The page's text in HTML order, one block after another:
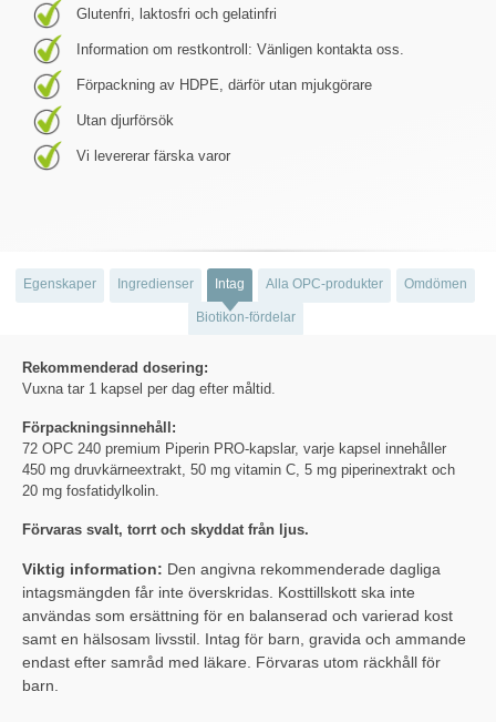
Glutenfri, laktosfri och gelatinfri
Information om restkontroll: Vänligen kontakta oss.
Förpackning av HDPE, därför utan mjukgörare
Utan djurförsök
Vi levererar färska varor
Egenskaper Ingredienser Intag Alla OPC-produkter Omdömen
Biotikon-fördelar
Rekommenderad dosering:
Vuxna tar 1 kapsel per dag efter måltid.
Förpackningsinnehåll:
72 OPC 240 premium Piperin PRO-kapslar, varje kapsel innehåller
450 mg druvkärneextrakt, 50 mg vitamin C, 5 mg piperinextrakt och
20 mg fosfatidylkolin.
Förvaras svalt, torrt och skyddat från ljus.
Viktig information: Den angivna rekommenderade dagliga
intagsmängden får inte överskridas. Kosttillskott ska inte
användas som ersättning för en balanserad och varierad kost
samt en hälsosam livsstil. Intag för barn, gravida och ammande
endast efter samråd med läkare. Förvaras utom räckhåll för
barn.